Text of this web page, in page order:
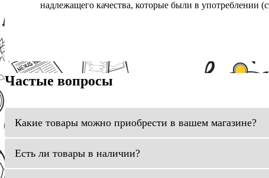
надлежащего качества, которые были в употреблении
Частые вопросы
Какие товары можно приобрести в вашем магазине?
Есть ли товары в наличии?